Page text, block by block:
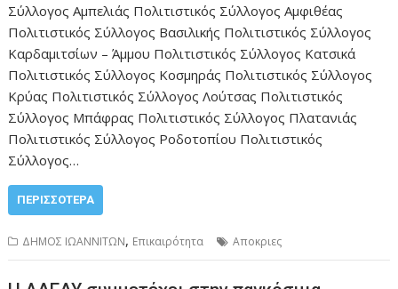
Σύλλογος Αμπελιάς Πολιτιστικός Σύλλογος Αμφιθέας
Πολιτιστικός Σύλλογος Βασιλικής Πολιτιστικός Σύλλογος
Καρδαμιτσίων – Άμμου Πολιτιστικός Σύλλογος Κατσικά
Πολιτιστικός Σύλλογος Κοσμηράς Πολιτιστικός Σύλλογος
Κρύας Πολιτιστικός Σύλλογος Λούτσας Πολιτιστικός
Σύλλογος Μπάφρας Πολιτιστικός Σύλλογος Πλατανιάς
Πολιτιστικός Σύλλογος Ροδοτοπίου Πολιτιστικός
Σύλλογος…
ΠΕΡΙΣΣΌΤΕΡΑ
ΔΗΜΟΣ ΙΩΑΝΝΙΤΩΝ, Επικαιρότητα Αποκριες